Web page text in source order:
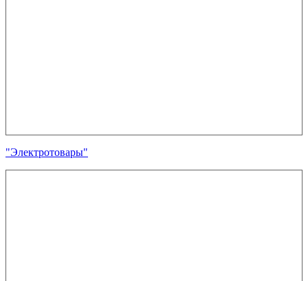
"Электротовары"